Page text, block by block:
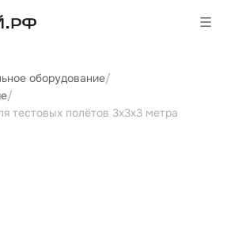
оборудование/
/
тестовых полётов 3х3х3 метра